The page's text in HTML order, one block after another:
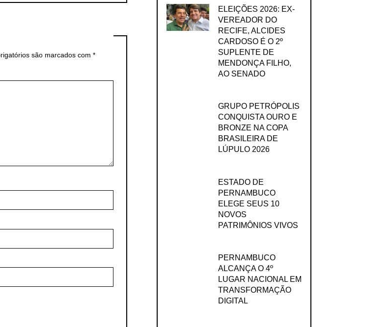
são marcados com *
ELEIÇÕES 2026: EX-
VEREADOR DO
RECIFE, ALCIDES
CARDOSO É O 2º
SUPLENTE DE
MENDONÇA FILHO,
AO SENADO
GRUPO PETRÓPOLIS
CONQUISTA OURO E
BRONZE NA COPA
BRASILEIRA DE
LÚPULO 2026
ESTADO DE
PERNAMBUCO
ELEGE SEUS 10
NOVOS
PATRIMÔNIOS VIVOS
PERNAMBUCO
ALCANÇA O 4º
LUGAR NACIONAL EM
TRANSFORMAÇÃO
DIGITAL